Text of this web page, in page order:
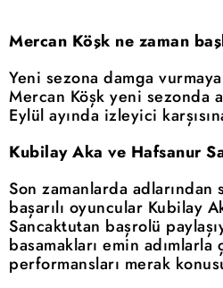
Mercan Köşk ne zaman
Yeni sezona damga
Mercan Köşk yeni sezonda
Eylül ayında izleyici
Kubilay Aka ve Hafsanur
Son zamanlarda adlarından
başarılı oyuncular Kubilay
Sancaktutan başrolü
basamakları emin adımlarla
performansları merak